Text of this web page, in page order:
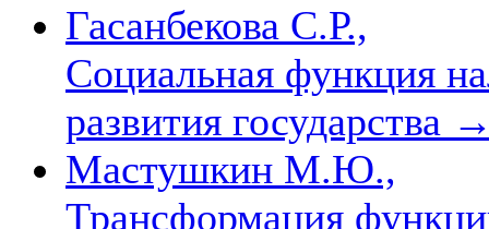
Гасанбекова С.Р.,
Социальная функция
развития государства
Мастушкин М.Ю.,
Трансформация